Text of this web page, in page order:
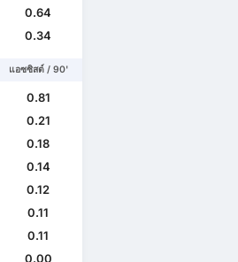
0.64
0.34
แอซซิสต์ / 90'
0.81
0.21
0.18
0.14
0.12
0.11
0.11
0.00